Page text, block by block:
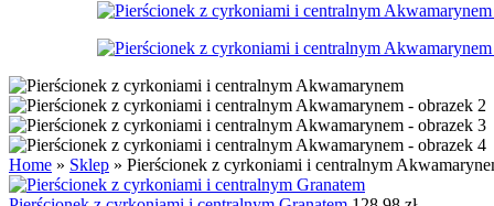
Home » Sklep » Pierścionek z cyrkoniami i centralnym